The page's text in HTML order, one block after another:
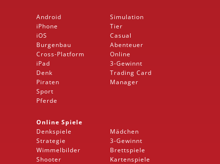
Android
iPhone
iOS
Burgenbau
Cross-Platform
iPad
Denk
Piraten
Sport
Pferde
Simulation
Tier
Casual
Abenteuer
Online
3-Gewinnt
Trading Card
Manager
Online Spiele
Denkspiele
Strategie
Wimmelbilder
Shooter
Mädchen
3-Gewinnt
Brettspiele
Kartenspiele